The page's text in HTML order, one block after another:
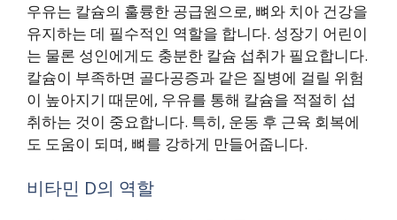
우유는 칼슘의 훌륭한 공급원으로, 뼈와 치아 건강을
유지하는 데 필수적인 역할을 합니다. 성장기 어린이
는 물론 성인에게도 충분한 칼슘 섭취가 필요합니다.
칼슘이 부족하면 골다공증과 같은 질병에 걸릴 위험
이 높아지기 때문에, 우유를 통해 칼슘을 적절히 섭
취하는 것이 중요합니다. 특히, 운동 후 근육 회복에
도 도움이 되며, 뼈를 강하게 만들어줍니다.
비타민 D의 역할